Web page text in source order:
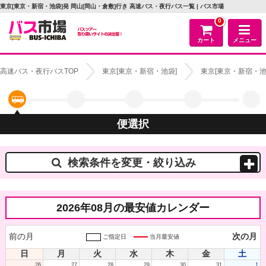
東京[東京・新宿・池袋]発 岡山[岡山・倉敷]行き 高速バス・夜行バス一覧 | バス市場
0
カート メニュー
高速バス・夜行バスTOP 東京[東京・新宿・池袋] 東京[東京・新宿・
便選択
検索条件を変更・絞り込み
2026年08月の最安値カレンダー
前の月 ご指定日 当月最安値
次の月
日
月 火 水 木 金 土